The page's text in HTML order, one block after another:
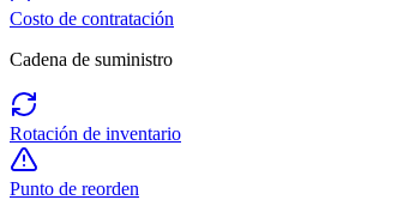
Costo de contratación
Cadena de suministro
Rotación de inventario
Punto de reorden